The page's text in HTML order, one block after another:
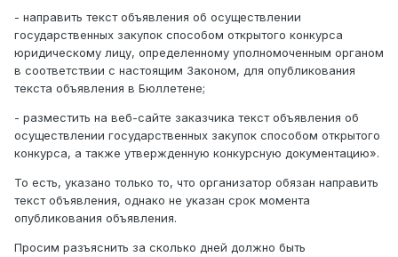
- направить текст объявления об осуществлении
государственных закупок способом открытого конкурса
юридическому лицу, определенному уполномоченным органом
в соответствии с настоящим Законом, для опубликования
текста объявления в Бюллетене;
- разместить на веб-сайте заказчика текст объявления об
осуществлении государственных закупок способом открытого
конкурса, а также утвержденную конкурсную документацию».
То есть, указано только то, что организатор обязан направить
текст объявления, однако не указан срок момента
опубликования объявления.
Просим разъяснить за сколько дней должно быть